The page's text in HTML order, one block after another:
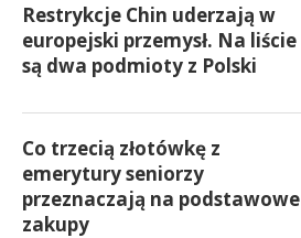
Restrykcje Chin uderzają w
europejski przemysł. Na liście
są dwa podmioty z Polski
Co trzecią złotówkę z
emerytury seniorzy
przeznaczają na podstawowe
zakupy